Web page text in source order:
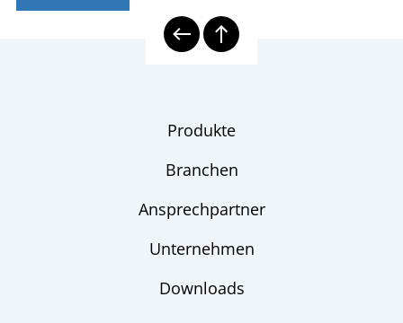
Produkte
Branchen
Ansprechpartner
Unternehmen
Downloads